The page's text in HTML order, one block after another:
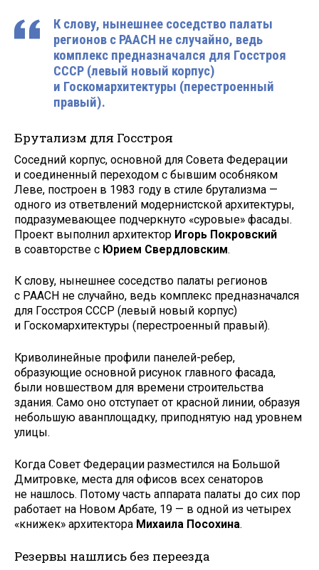
К слову, нынешнее соседство палаты
регионов с РААСН не случайно, ведь
комплекс предназначался для Госстроя
СССР (левый новый корпус)
и Госкомархитектуры (перестроенный
правый).
Брутализм для Госстроя
Соседний корпус, основной для Совета Федерации
и соединенный переходом с бывшим особняком
Леве, построен в 1983 году в стиле брутализма —
одного из ответвлений модернистской архитектуры,
подразумевающее подчеркнуто «суровые» фасады.
Проект выполнил архитектор Игорь Покровский
в соавторстве с Юрием Свердловским.
К слову, нынешнее соседство палаты регионов
с РААСН не случайно, ведь комплекс предназначался
для Госстроя СССР (левый новый корпус)
и Госкомархитектуры (перестроенный правый).
Криволинейные профили панелей-ребер,
образующие основной рисунок главного фасада,
были новшеством для времени строительства
здания. Само оно отступает от красной линии, образуя
небольшую аванплощадку, приподнятую над уровнем
улицы.
Когда Совет Федерации разместился на Большой
Дмитровке, места для офисов всех сенаторов
не нашлось. Потому часть аппарата палаты до сих пор
работает на Новом Арбате, 19 — в одной из четырех
«книжек» архитектора Михаила Посохина.
Резервы нашлись без переезда